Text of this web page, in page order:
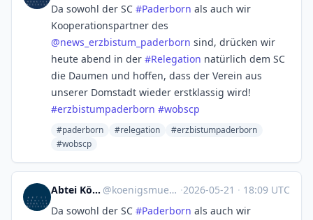
Da sowohl der SC #Paderborn als auch wir
Kooperationspartner des
@news_erzbistum_paderborn sind, drücken wir
heute abend in der #Relegation natürlich dem SC
die Daumen und hoffen, dass der Verein aus
unserer Domstadt wieder erstklassig wird!
#erzbistumpaderborn #wobscp
#paderborn #relegation
#erzbistumpaderborn
#wobscp
Abtei Königsmünster @koenigsmuenster@libori.social ·2026-05-21 · 18:09 UTC
Da sowohl der SC #Paderborn als auch wir